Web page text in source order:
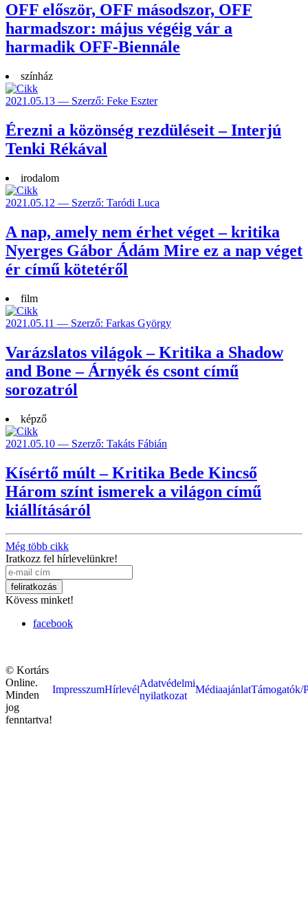
OFF először, OFF másodszor, OFF
harmadszor: május végéig vár a
harmadik OFF-Biennále
színház
2021.05.13 — Szerző: Feke Eszter
Érezni a közönség rezdüléseit – Interjú
Tenki Rékával
irodalom
2021.05.12 — Szerző: Taródi Luca
A nap, amely nem érhet véget – kritika
Nyerges Gábor Ádám Mire ez a nap véget
ér című kötetéről
film
2021.05.11 — Szerző: Farkas György
Varázslatos világok – Kritika a Shadow
and Bone – Árnyék és csont című
sorozatról
képző
2021.05.10 — Szerző: Takáts Fábián
Kísértő múlt – Kritika Bede Kincső
Három színt ismerek a világon című
kiállításáról
Még több cikk
Iratkozz fel hírlevelünkre!
Kövess minket!
facebook
© Kortárs
Online.
Minden
jog
fenntartva!
ImpresszumHírlevél
Adatvédelmi
nyilatkozat
MédiaajánlatTámogatók/